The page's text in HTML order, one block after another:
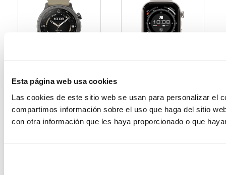
Esta página web usa cookies
Las cookies de este sitio web se usan para personalizar el
compartimos información sobre el uso que haga del sitio
con otra información que les haya proporcionado o que
Smartwatch Cubitt
Aura 2 Café
$119.99
Smartwatch Cubitt
Viva Pro 2 Gris
$149.99